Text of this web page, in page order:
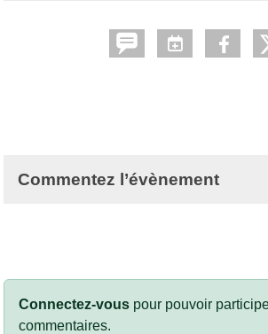
Commentez l’évènement
Connectez-vous pour pouvoir
commentaires.